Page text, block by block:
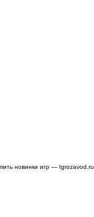
новинки игр — Igrozavod.ru